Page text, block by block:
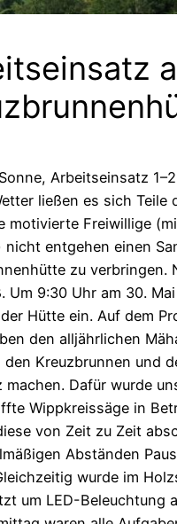
Arbeits­ein­satz
lie­ßen es sich Tei­le
moti­vier­te Frei­wil­li­ge
nicht ent­ge­hen einen
zu ver­brin­gen.
Um 9:30 Uhr am 30.
Hüt­te ein. Auf dem
den all­jähr­li­chen
Kreuz­brun­nen und
machen. Dafür wur­de
Wipp­kreis­sä­ge in
von Zeit zu Zeit
Abstän­den
wur­de im
um LED-Beleuch­tung